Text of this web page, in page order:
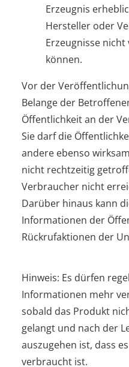
Erzeugnis
Hersteller oder
Erzeugnisse
können.
Vor der
Belange der
Öffentlichkeit an der
Sie darf die
andere ebenso
nicht rechtzeitig
Verbraucher nicht
Darüber hinaus kann
Informationen der
Rückrufaktionen der
Hinweis: Es dürfen
Informationen mehr
sobald das Produkt
gelangt und nach der
auszugehen ist, dass
verbraucht ist.